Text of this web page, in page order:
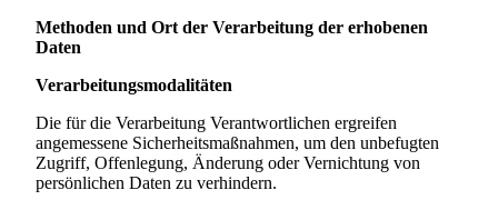
Methoden und Ort der Verarbeitung der erhobenen
Daten
Verarbeitungsmodalitäten
Die für die Verarbeitung Verantwortlichen ergreifen
angemessene Sicherheitsmaßnahmen, um den unbefugten
Zugriff, Offenlegung, Änderung oder Vernichtung von
persönlichen Daten zu verhindern.